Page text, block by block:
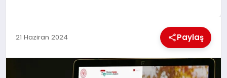
SPOR & FITNESS
21 Haziran 2024 Paylaş